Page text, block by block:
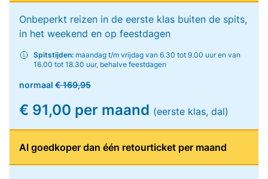
Onbeperkt reizen in de eerste klas buiten de spits,
in het weekend en op feestdagen
Spitstijden: maandag t/m vrijdag van 6.30 tot 9.00 uur en van
16.00 tot 18.30 uur, behalve feestdagen
normaal € 169,95
€ 91,00 per maand (eerste klas, dal)
Al goedkoper dan één retourticket per maand